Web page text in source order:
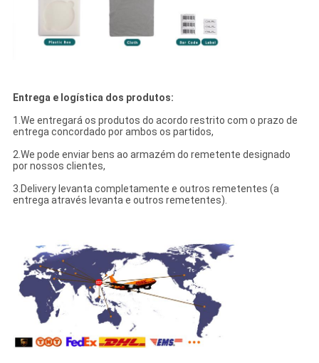
Entrega e logística dos produtos:
1.We entregará os produtos do acordo restrito com o prazo de
entrega concordado por ambos os partidos,
2.We pode enviar bens ao armazém do remetente designado
por nossos clientes,
3.Delivery levanta completamente e outros remetentes (a
entrega através levanta e outros remetentes).